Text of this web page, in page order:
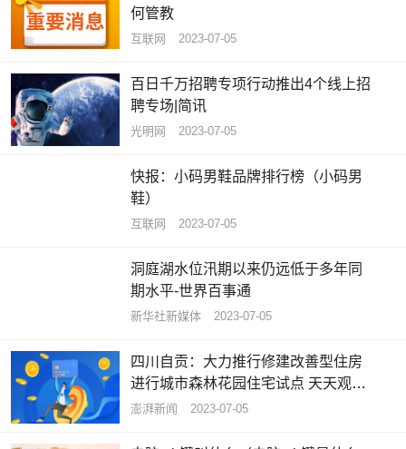
何管教
互联网 2023-07-05
百日千万招聘专项行动推出4个线上招
聘专场|简讯
光明网 2023-07-05
快报：小码男鞋品牌排行榜（小码男
鞋）
互联网 2023-07-05
洞庭湖水位汛期以来仍远低于多年同
期水平-世界百事通
新华社新媒体 2023-07-05
四川自贡：大力推行修建改善型住房
进行城市森林花园住宅试点 天天观热
点
澎湃新闻 2023-07-05